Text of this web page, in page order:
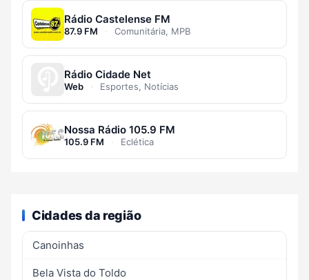
Rádio Castelense FM
87.9 FM · Comunitária, MPB
Rádio Cidade Net
Web · Esportes, Notícias
Nossa Rádio 105.9 FM
105.9 FM · Eclética
Cidades da região
Canoinhas
Bela Vista do Toldo